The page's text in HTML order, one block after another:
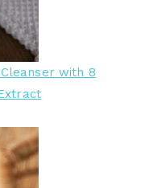
Cleanser with 8